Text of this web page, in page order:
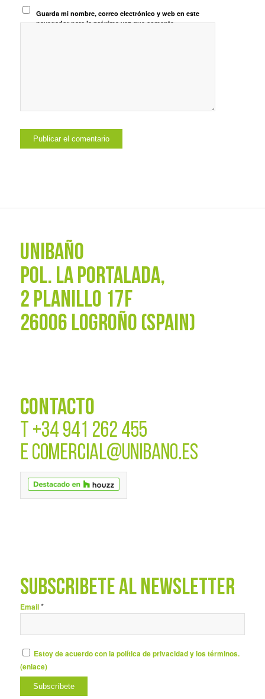
Guarda mi nombre, correo electrónico y web en este
navegador para la próxima vez que comente.
UNIBAÑO
POL. La Portalada,
2 PLANILLO 17F
26006 LOGROÑO (SPAIN)
CONTACTO
T +34 941 262 455
E COMERCIAL@UNIBANO.ES
SUBSCRÍBETE AL NEWSLETTER
Email*
Estoy de acuerdo con la política de privacidad y los términos.
(enlace)